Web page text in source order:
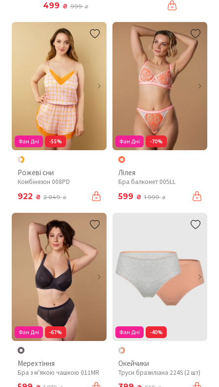
499 ₴ 999₴
Фан Дні -55%
Рожеві сни
Комбінезон 008PD
922 ₴ 2 049₴
Фан Дні -70%
Лілея
Бра балконет 005LL
599 ₴ 1 999₴
Фан Дні -67%
Мерехтіння
Бра з м'якою чашкою 011MR
Фан Дні -40%
Окейчики
Труси бразиліана 224S (2 шт)